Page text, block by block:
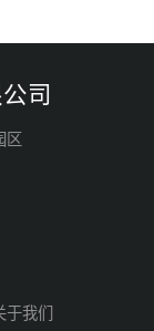
司
区
于我们